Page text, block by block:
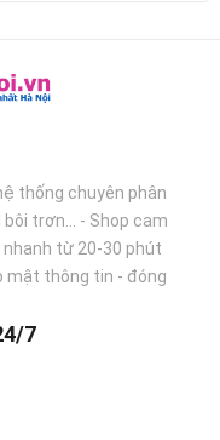
thống chuyên phân
trơn... - Shop cam
từ 20-30 phút
mật thông tin - đóng
7